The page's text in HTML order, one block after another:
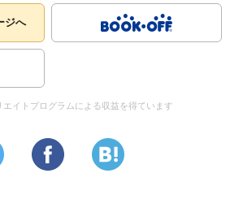
ジへ
イトプログラムによる収益を得ています